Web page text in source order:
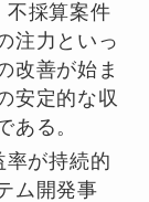
不採算案件
注力といっ
改善が始ま
安定的な収
ある。
率が持続的
ム開発事